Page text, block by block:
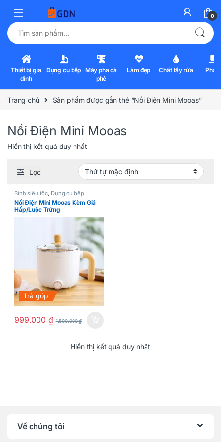
0
Tìm kiếm:
Thiết bị gia
đình
Dụng cụ bếp Máy pha cà
phê
Làm đẹp Chất tẩy rửa Pha
Trang chủ Sản phẩm được gắn thẻ “Nồi Điện Mini Mooas”
Nồi Điện Mini Mooas
Hiển thị kết quả duy nhất
Lọc
Bình siêu tốc, Dụng cụ bếp
Nồi Điện Mini Mooas Kèm Giá
Hấp/Luộc Trứng
Trả góp
999.000 ₫ 1.500.000₫
Hiển thị kết quả duy nhất
Về chúng tôi